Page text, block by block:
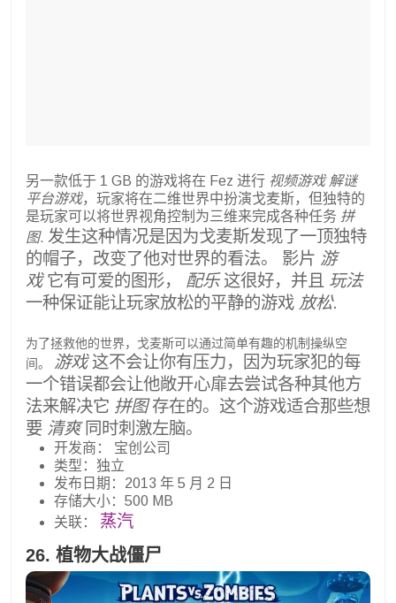
另一款低于 1 GB 的游戏将在 Fez 进行 视频游戏解谜
平台游戏，玩家将在二维世界中扮演戈麦斯，但独特的
是玩家可以将世界视角控制为三维来完成各种任务 拼
图. 发生这种情况是因为戈麦斯发现了一顶独特
的帽子，改变了他对世界的看法。 影片 游
戏它有可爱的图形， 配乐这很好，并且 玩法
一种保证能让玩家放松的平静的游戏 放松.
为了拯救他的世界，戈麦斯可以通过简单有趣的机制操纵空
间。
游戏这不会让你有压力，因为玩家犯的每
一个错误都会让他敞开心扉去尝试各种其他方
法来解决它 拼图存在的。这个游戏适合那些想
要 清爽同时刺激左脑。
开发商： 宝创公司
类型：独立
发布日期：2013 年 5 月 2 日
存储大小：500 MB
关联： 蒸汽
26. 植物大战僵尸